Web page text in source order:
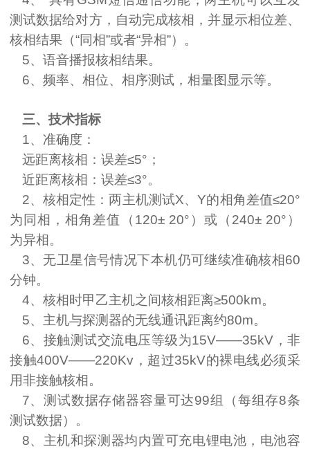
测试数据给对方，自动完成核相，并显示相位差、
核相结果（“同相”或者“异相”）。
5、语音播报核相结果。
6、频率、相位、相序测试，相量图显示等。
三、技术指标
1、准确度：
远距离核相：误差≤5°；
近距离核相：误差≤3°。
2、核相定性：两主机测试X、Y的相角差值≤20°
为同相，相角差值（ 120±20°）或（ 240±20°）
为异相。
3、无卫星信号情况下本机仍可继续准确核相60
分钟。
4、核相时甲乙主机之间核相距离≥500km。
5、主机与探测器的无线通讯距离约80m。
6、接触测试交流电压等级为15V——35kV ，非
接触400V——220Kv ，超过35kV的裸电线必须采
用非接触核相。
7、测试数据存储器容量可达99组（每组存8条
测试数据）。
8、主机和探测器均内置可充电锂电池，电池容